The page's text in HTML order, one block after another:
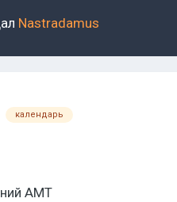
Nastradamus
календарь
АМТ